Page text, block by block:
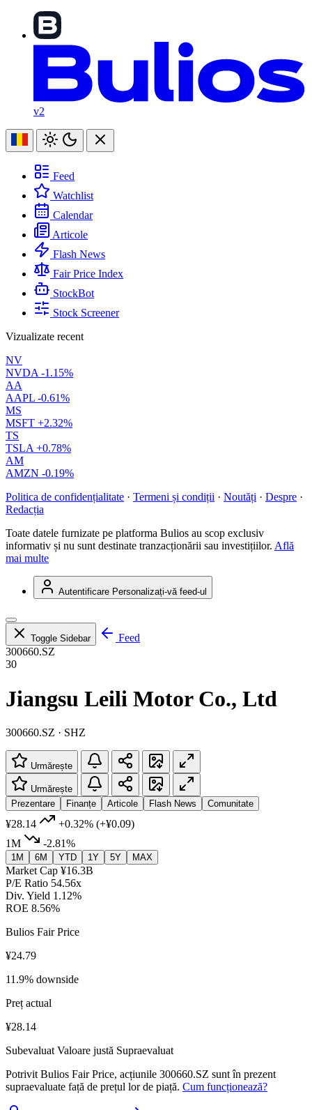
v2
Feed
Watchlist
Calendar
Articole
Flash News
Fair Price Index
StockBot
Stock Screener
Vizualizate recent
NV
NVDA -1.15%
AA
AAPL -0.61%
MS
MSFT +2.32%
TS
TSLA +0.78%
AM
AMZN -0.19%
Politica de confidențialitate · Termeni și condiții · Noutăți · Despre ·
Redacția
Toate datele furnizate pe platforma Bulios au scop exclusiv
informativ și nu sunt destinate tranzacționării sau investițiilor. Află
mai multe
Autentificare Personalizați-vă feed-ul
Toggle Sidebar
Feed
300660.SZ
30
Jiangsu Leili Motor Co., Ltd
300660.SZ · SHZ
Urmărește
Urmărește
Prezentare
Finanțe Articole Flash News Comunitate
¥28.14 +0.32% (+¥0.09)
1M
-2.81%
1M 6M YTD 1Y 5Y MAX
Market Cap ¥16.3B
P/E Ratio 54.56x
Div. Yield 1.12%
ROE 8.56%
Bulios Fair Price
¥24.79
11.9% downside
Preț actual
¥28.14
Subevaluat Valoare justă Supraevaluat
Potrivit Bulios Fair Price, acțiunile 300660.SZ sunt în prezent
supraevaluate față de prețul lor de piață. Cum funcționează?